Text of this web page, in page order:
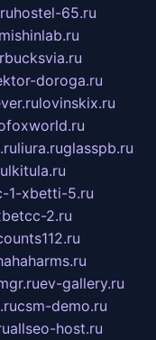
hostel-65.ru
mishinlab.ru
doroga.ru
lovinskix.ru
liura.ruglasspb.ru
1-xbetti-5.ru
2.ru
ev-gallery.ru
csm-demo.ru
allseo-host.ru